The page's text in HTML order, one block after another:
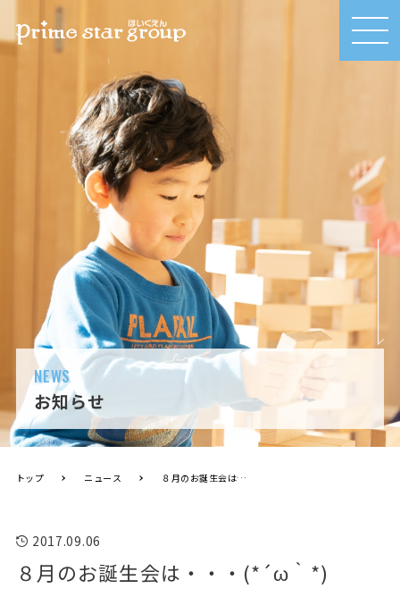
MEN
U
NEWS
お知らせ
トップ ニュース ８月のお誕生会は・・・(*´ω｀*)
2017.09.06
８月のお誕生会は・・・(*´ω｀*)